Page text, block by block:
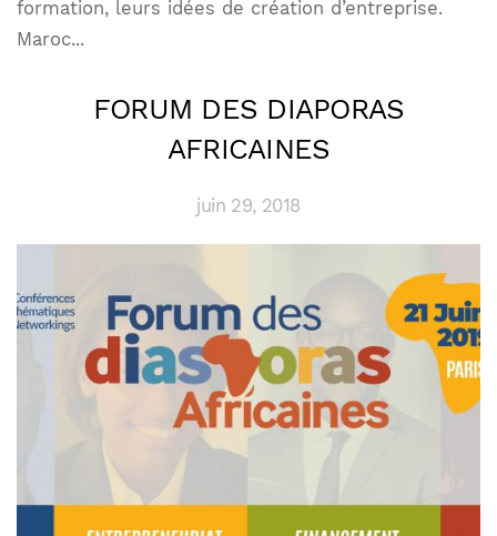
formation, leurs idées de création d’entreprise.
Maroc...
FORUM DES DIAPORAS
AFRICAINES
juin 29, 2018